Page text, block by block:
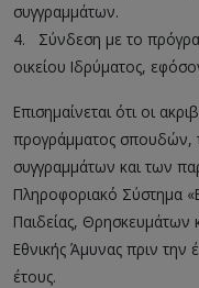
συγγραμμάτων.
4.
Σύνδεση με το
οικείου Ιδρύματος,
Επισημαίνεται ότι οι
προγράμματος σπουδών,
συγγραμμάτων και των
Πληροφοριακό Σύστημα
Παιδείας, Θρησκευμάτων
Εθνικής Άμυνας πριν την
έτους.